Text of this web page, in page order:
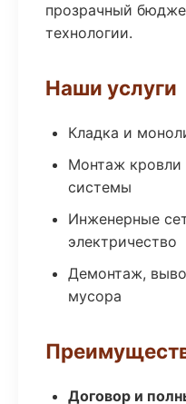
прозрачный
технологии.
Наши услуги
Кладка и
Монтаж кровли
системы
Инженерные
электричество
Демонтаж,
мусора
Договор и